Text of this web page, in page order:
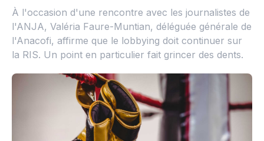
À l'occasion d'une rencontre avec les journalistes de
l'ANJA, Valéria Faure-Muntian, déléguée générale de
l'Anacofi, affirme que le lobbying doit continuer sur
la RIS. Un point en particulier fait grincer des dents.